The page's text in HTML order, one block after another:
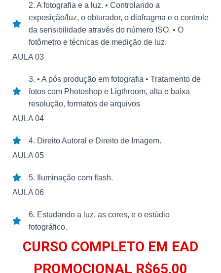
2. A fotografia e a luz. • Controlando a
exposição/luz, o obturador, o diafragma e o controle
da sensibilidade através do número ISO. • O
fotômetro e técnicas de medição de luz.
AULA 03
3. • A pós produção em fotografia • Tratamento de
fotos com Photoshop e Ligthroom, alta e baixa
resolução, formatos de arquivos
AULA 04
4. Direito Autoral e Direito de Imagem.
AULA 05
5. Iluminação com flash.
AULA 06
6. Estudando a luz, as cores, e o estúdio
fotográfico.
CURSO COMPLETO EM EAD
PROMOCIONAL R$65,00